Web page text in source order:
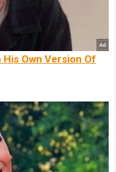
Own Version Of